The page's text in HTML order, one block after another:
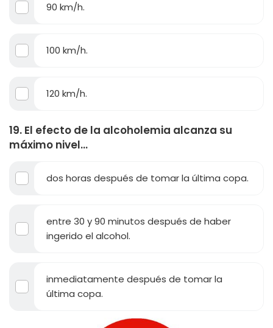
90 km/h.
100 km/h.
120 km/h.
19. El efecto de la alcoholemia alcanza su
máximo nivel...
dos horas después de tomar la última copa.
entre 30 y 90 minutos después de haber
ingerido el alcohol.
inmediatamente después de tomar la
última copa.